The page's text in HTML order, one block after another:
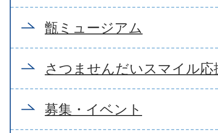
甑ミュージアム
さつませんだいスマイル応
募集・イベント